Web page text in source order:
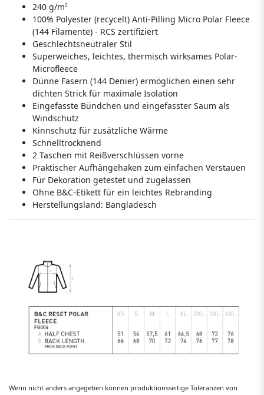
240 g/m²
100% Polyester (recycelt) Anti-Pilling Micro Polar Fleece
(144 Filamente) - RCS zertifiziert
Geschlechtsneutraler Stil
Superweiches, leichtes, thermisch wirksames Polar-
Microfleece
Dünne Fasern (144 Denier) ermöglichen einen sehr
dichten Strick für maximale Isolation
Eingefasste Bündchen und eingefasster Saum als
Windschutz
Kinnschutz für zusätzliche Wärme
Schnelltrocknend
2 Taschen mit Reißverschlüssen vorne
Praktischer Aufhängehaken zum einfachen Verstauen
Für Dekoration getestet und zugelassen
Ohne B&C-Etikett für ein leichtes Rebranding
Herstellungsland: Bangladesch
Wenn nicht anders angegeben können produktionsseitige Toleranzen von